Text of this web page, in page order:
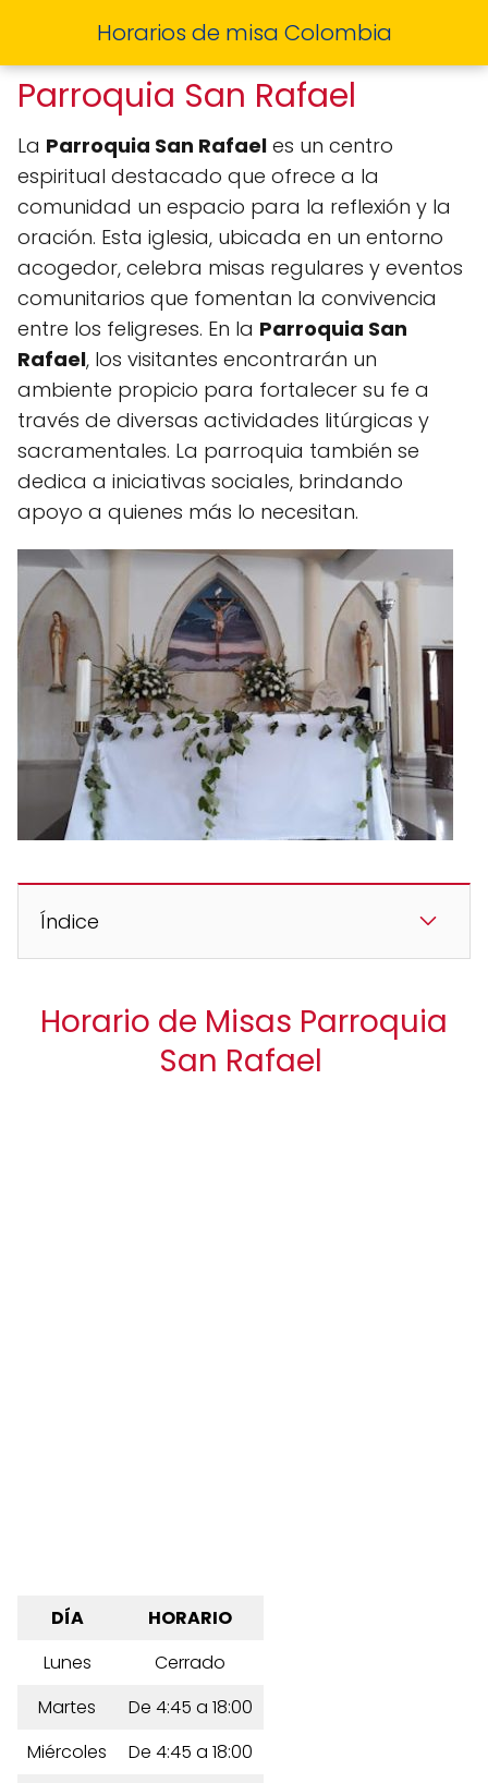
Horarios de misa Colombia
Parroquia San Rafael
La Parroquia San Rafael es un centro
espiritual destacado que ofrece a la
comunidad un espacio para la reflexión y la
oración. Esta iglesia, ubicada en un entorno
acogedor, celebra misas regulares y eventos
comunitarios que fomentan la convivencia
entre los feligreses. En la Parroquia San
Rafael, los visitantes encontrarán un
ambiente propicio para fortalecer su fe a
través de diversas actividades litúrgicas y
sacramentales. La parroquia también se
dedica a iniciativas sociales, brindando
apoyo a quienes más lo necesitan.
Índice
Horario de Misas Parroquia
San Rafael
DÍA
HORARIO
Lunes
Cerrado
Martes
De 4:45 a 18:00
Miércoles
De 4:45 a 18:00